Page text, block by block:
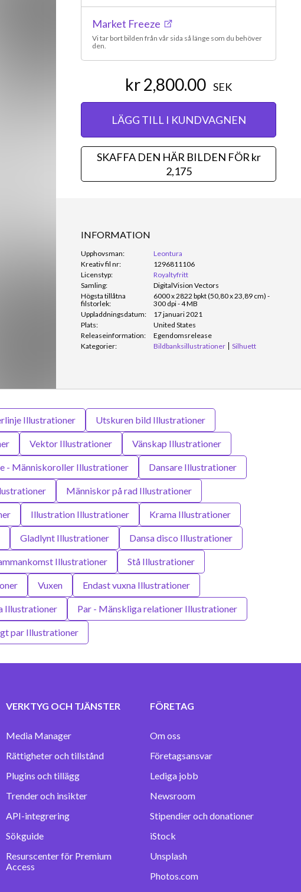
Market Freeze
Vi tar bort bilden från vår sida så länge som du behöver
den.
kr 2,800.00 SEK
LÄGG TILL I KUNDVAGNEN
SKAFFA DEN HÄR BILDEN FÖR kr
2,175
INFORMATION
Upphovsman:
Leontura
Kreativ fil nr:
1296811106
Licenstyp:
Royaltyfritt
Samling:
DigitalVision Vectors
Högsta tillåtna
filstorlek:
6000 x 2822 bpkt (50,80 x 23,89 cm) -
300 dpi - 4 MB
Uppladdningsdatum:
17 januari 2021
Plats:
United States
Releaseinformation:
Egendomsrelease
Kategorier:
Bildbanksillustrationer Silhuett
Illustrationer Utskuren bild Illustrationer
Vektor Illustrationer Vänskap Illustrationer
- Människoroller Illustrationer Dansare Illustrationer
Människor på rad Illustrationer
Illustration Illustrationer Krama Illustrationer
Gladlynt Illustrationer Dansa disco Illustrationer
Illustrationer Stå Illustrationer
Vuxen Endast vuxna Illustrationer
Illustrationer Par - Mänskliga relationer Illustrationer
par Illustrationer
VERKTYG OCH TJÄNSTER
Media Manager
Rättigheter och tillstånd
Trender och insikter
API-integrering
Sökguide
Resurscenter för Premium
Access
FÖRETAG
Om oss
Företagsansvar
Lediga jobb
Newsroom
Stipendier och donationer
iStock
Unsplash
Photos.com